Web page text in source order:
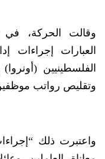
وقالت الحركة،
العبارات إجراءات
الفلسطينيين
وتقليص رواتب
واعتبرت ذلك